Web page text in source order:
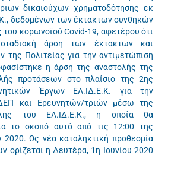
δικαιούχων χρηματοδότησης εκ
δεδομένων των έκτακτων συνθηκών
κορωνοϊού Covid-19, αφετέρου ότι
άρση των έκτακτων και
της Πολιτείας για την αντιμετώπιση
η άρση της αναστολής της
προτάσεων στο πλαίσιο της 2ης
Έργων ΕΛ.ΙΔ.Ε.Κ. για την
και Ερευνητών/τριών μέσω της
του ΕΛ.ΙΔ.Ε.Κ., η οποία θα
το σκοπό αυτό από τις 12:00 της
2020. Ως νέα καταληκτική προθεσμία
ορίζεται η Δευτέρα, 1η Ιουνίου 2020